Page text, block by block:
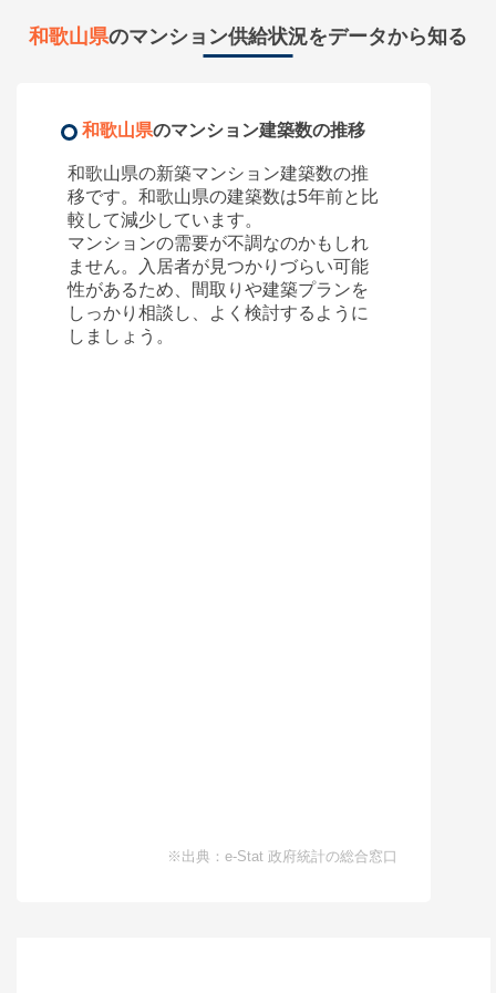
和歌山県のマンション供給状況をデータから知る
和歌山県のマンション建築数の推移
和歌山県の新築マンション建築数の推
移です。 和歌山県の建築数は5年前と比
較して減少しています。
マンションの需要が不調なのかもしれ
ません。入居者が見つかりづらい可能
性があるため、間取りや建築プランを
しっかり相談し、よく検討するように
しましょう。
※出典：e-Stat 政府統計の総合窓口